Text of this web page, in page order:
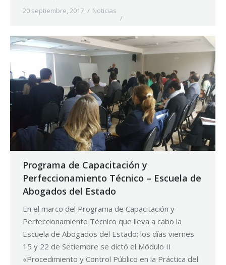
20 septiembre, 2017 Noticias
Programa de Capacitación y
Perfeccionamiento Técnico – Escuela de
Abogados del Estado
En el marco del Programa de Capacitación y
Perfeccionamiento Técnico que lleva a cabo la
Escuela de Abogados del Estado; los días viernes
15 y 22 de Setiembre se dictó el Módulo II
«Procedimiento y Control Público en la Práctica del